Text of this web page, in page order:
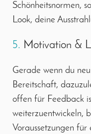
Schönheitsnormen,
Look, deine
5. Motivation &
Gerade wenn du
Bereitschaft,
offen für Feedback
weiterzuentwickeln,
Voraussetzungen